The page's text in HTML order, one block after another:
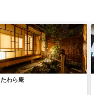
たわら庵